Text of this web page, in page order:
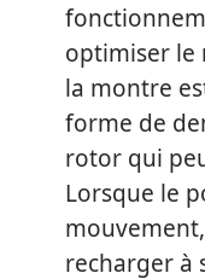
optimiser le
la montre
forme de
rotor qui
Lorsque le
recharger à